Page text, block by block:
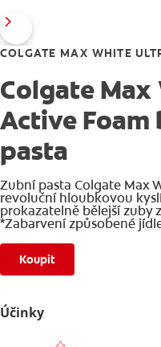
COLGATE MAX WHITE
Colgate
Active Foam
pasta
Zubní pasta Colgate Max
revoluční hloubkovou
prokazatelně bělejší zuby
*Zabarvení způsobené
Koupit
Účinky